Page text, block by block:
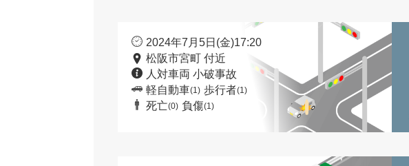
2024年7月5日(金)17:20
松阪市宮町 付近
人対車両 小破事故
軽自動車(1) 歩行者(1)
死亡(0) 負傷(1)